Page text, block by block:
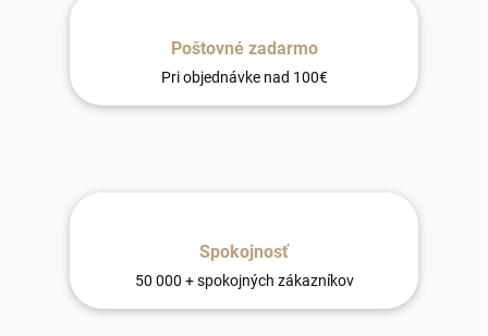
Poštovné zadarmo
Pri objednávke nad 100€
Spokojnosť
50 000 + spokojných zákazníkov